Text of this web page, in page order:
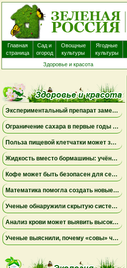
Главная
страница
Сад и
огород
Овощные
культуры
Ягодные
культуры
Здоровье и красота
Экспериментальный препарат замедлил развитие смертельного заболевания мозга у женщин
Ограничение сахара в первые годы жизни может снизить риск болезни Альцгеймера
Польза пищевой клетчатки может зависеть от конкретных бактерий в кишечнике
Жидкость вместо бормашины: учёные подтвердили эффективность нового метода лечения детского кариеса
Кофе может быть безопасен для сердца, а энергетики — повышать риск аритмии
Математика помогла создать новые биомаркеры для прогнозирования рака молочной железы
Ученые обнаружили скрытую систему очистки в задней части глаза
Анализ крови может выявить высокий риск болезни Альцгеймера за десять лет до появления симптомов
Ученые выяснили, почему «совы» чаще набирают жир в области живота